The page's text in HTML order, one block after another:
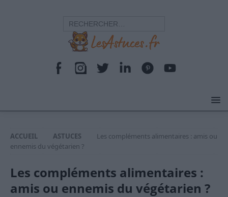
ACCUEIL ASTUCES
Les compléments alimentaires : amis ou
ennemis du végétarien ?
Les compléments alimentaires :
amis ou ennemis du végétarien ?